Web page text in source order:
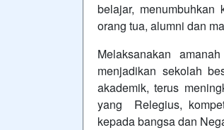
belajar,
orang tua, alumni dan
Melaksanakan
menjadikan sekolah
akademik, terus
yang Relegius,
kepada bangsa dan